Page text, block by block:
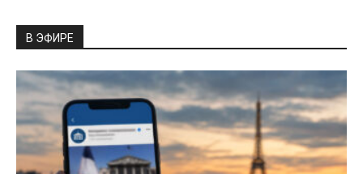
В ЭФИРЕ